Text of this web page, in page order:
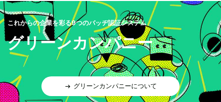
これからの企業を彩る9つのバッヂ認証システム
グリーンカンパニー
グリーンカンパニーについて